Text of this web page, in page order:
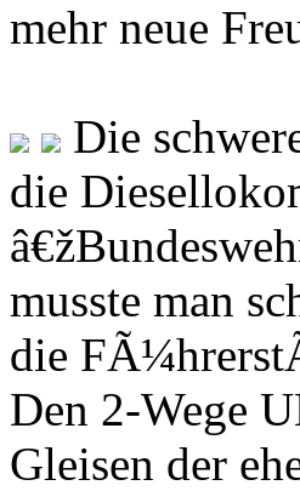
mehr neue
Die
die
musste man
die
Den 2-Wege
Gleisen der